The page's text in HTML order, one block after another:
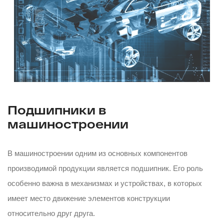
Подшипники в
машиностроении
В машиностроении одним из основных компонентов
производимой продукции является подшипник. Его роль
особенно важна в механизмах и устройствах, в которых
имеет место движение элементов конструкции
относительно друг друга.